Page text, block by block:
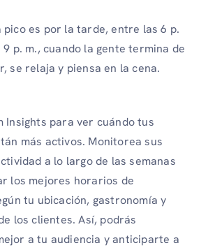
pico es por la tarde, entre las 6 p.
9 p. m., cuando la gente termina de
se relaja y piensa en la cena.
Insights para ver cuándo tus
más activos. Monitorea sus
a lo largo de las semanas
los mejores horarios de
tu ubicación, gastronomía y
los clientes. Así, podrás
a tu audiencia y anticiparte a